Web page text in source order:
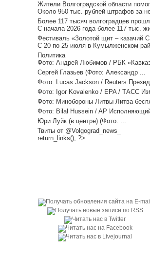
Жители Волгоградской области
Около 950 тыс. рублей штрафов за
Более 117 тысяч волгоградцев
С начала 2026 года более 117 тыс.
Фестиваль «Золотой щит – казачий
С 20 по 25 июля в Кумылженском
Политика
Фото: Андрей Любимов / РБК
Сергей Глазьев (Фото: Александр ...
Фото: Lucas Jackson / Reuters
Фото: Igor Kovalenko / EPA / ТАСС
Фото: Минобороны Литвы Литва
Фото: Bilal Hussein / AP
Юри Луйк (в центре) (Фото: ...
Твиты от @Volgograd_news_
return_links(); ?>